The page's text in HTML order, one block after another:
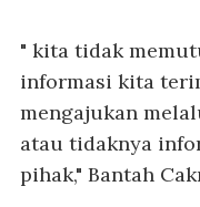
" kita tidak
informasi kita
mengajukan
atau tidaknya
pihak," Bantah